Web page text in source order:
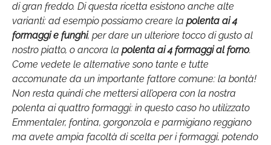
di gran freddo. Di questa ricetta esistono anche alte
varianti: ad esempio possiamo creare la polenta ai 4
formaggi e funghi, per dare un ulteriore tocco di gusto al
nostro piatto, o ancora la polenta ai 4 formaggi al forno.
Come vedete le alternative sono tante e tutte
accomunate da un importante fattore comune: la bontà!
Non resta quindi che mettersi all’opera con la nostra
polenta ai quattro formaggi: in questo caso ho utilizzato
Emmentaler, fontina, gorgonzola e parmigiano reggiano
ma avete ampia facoltà di scelta per i formaggi, potendo